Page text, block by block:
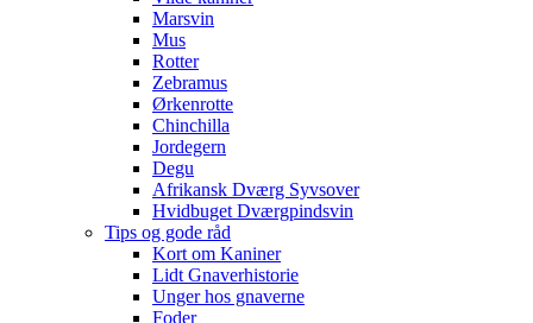
Marsvin
Mus
Rotter
Zebramus
Ørkenrotte
Chinchilla
Jordegern
Degu
Afrikansk Dværg Syvsover
Hvidbuget Dværgpindsvin
Tips og gode råd
Kort om Kaniner
Lidt Gnaverhistorie
Unger hos gnaverne
Foder